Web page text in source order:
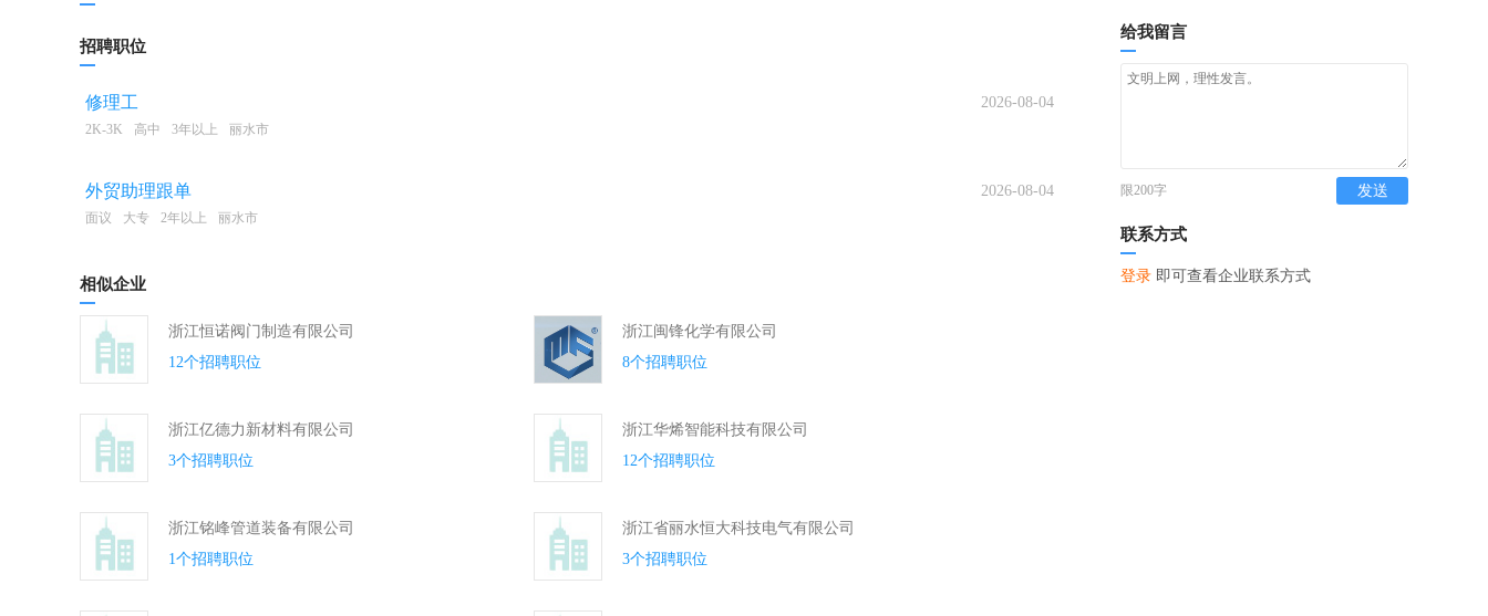
招聘职位
修理工 2026-08-04
2K-3K 高中 3年以上 丽水市
外贸助理跟单 2026-08-04
面议 大专 2年以上 丽水市
相似企业
浙江恒诺阀门制造有限公司
12个招聘职位
浙江闽锋化学有限公司
8个招聘职位
浙江亿德力新材料有限公司
3个招聘职位
浙江华烯智能科技有限公司
12个招聘职位
浙江铭峰管道装备有限公司
1个招聘职位
浙江省丽水恒大科技电气有限公司
3个招聘职位
给我留言
限200字 发送
联系方式
登录 即可查看企业联系方式